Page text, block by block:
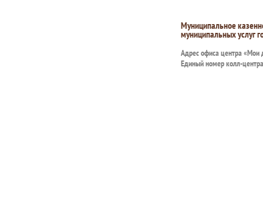
Муниципальное
муниципальных услуг
Адрес офиса центра «Мои
Единый номер колл-